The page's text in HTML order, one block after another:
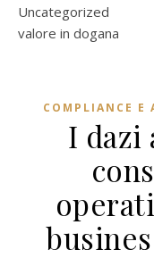
Uncategorized
valore in dogana
COMPLIANCE E
I dazi